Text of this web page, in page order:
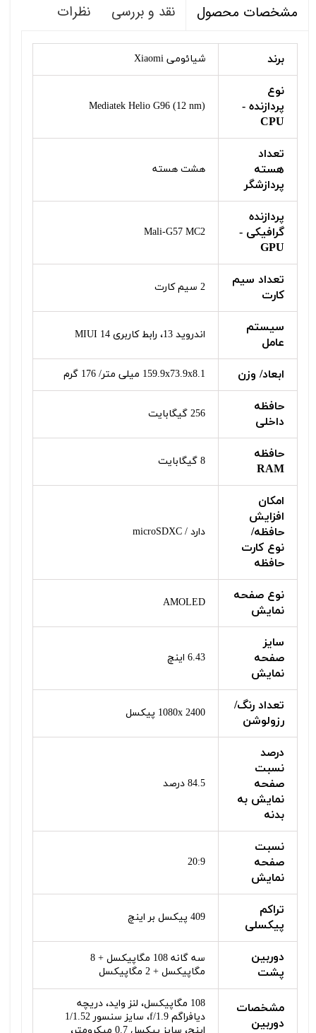
مشخصات محصول نقد و بررسی نظرات
برند شیائومی Xiaomi
نوع
پردازنده -
CPU
Mediatek Helio G96 (12 nm)
تعداد
هسته
پردازشگر
هشت هسته
پردازنده
گرافیکی -
GPU
Mali-G57 MC2
تعداد سیم
کارت
2 سیم کارت
سیستم
عامل
اندروید 13، رابط کاربری MIUI 14
ابعاد/ وزن 159.9x73.9x8.1 میلی متر/ 176 گرم
حافظه
داخلی
256 گیگابایت
حافظه
RAM
8 گیگابایت
امکان
افزایش
حافظه/
نوع کارت
حافظه
دارد / microSDXC
نوع صفحه
نمایش
AMOLED
سایز
صفحه
نمایش
6.43 اینچ
تعداد رنگ/
رزولوشن
1080x 2400 پیکسل
درصد
نسبت
صفحه
نمایش به
بدنه
84.5 درصد
نسبت
صفحه
نمایش
20:9
تراکم
پیکسلی
409 پیکسل بر اینچ
دوربین
پشت
سه گانه 108 مگاپیکسل + 8
مگاپیکسل + 2 مگاپیکسل
مشخصات
دوربین
108 مگاپیکسل، لنز واید، دریچه
دیافراگم f/1.9، سایز سنسور 1/1.52
اینچ، سایز پیکسل 0.7 میکرومتر،